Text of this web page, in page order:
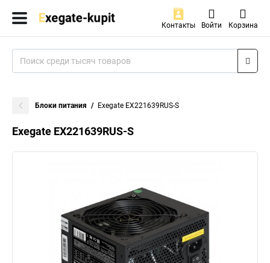
Контакты Войти Корзина
Блоки питания Exegate EX221639RUS-S
Exegate EX221639RUS-S